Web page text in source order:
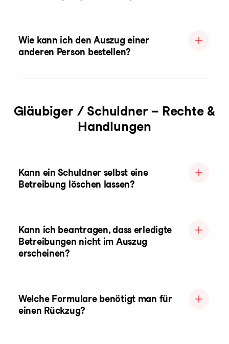
Wie kann ich den Auszug einer
anderen Person bestellen?
Gläubiger / Schuldner – Rechte &
Handlungen
Kann ein Schuldner selbst eine
Betreibung löschen lassen?
Kann ich beantragen, dass erledigte
Betreibungen nicht im Auszug
erscheinen?
Welche Formulare benötigt man für
einen Rückzug?